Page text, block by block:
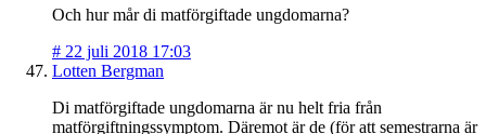
Och hur mår di matförgiftade ungdomarna?
# 22 juli 2018 17:03
Lotten Bergman
Di matförgiftade ungdomarna är nu helt fria från
matförgiftningssymptom. Däremot är de (för att semestrarna är